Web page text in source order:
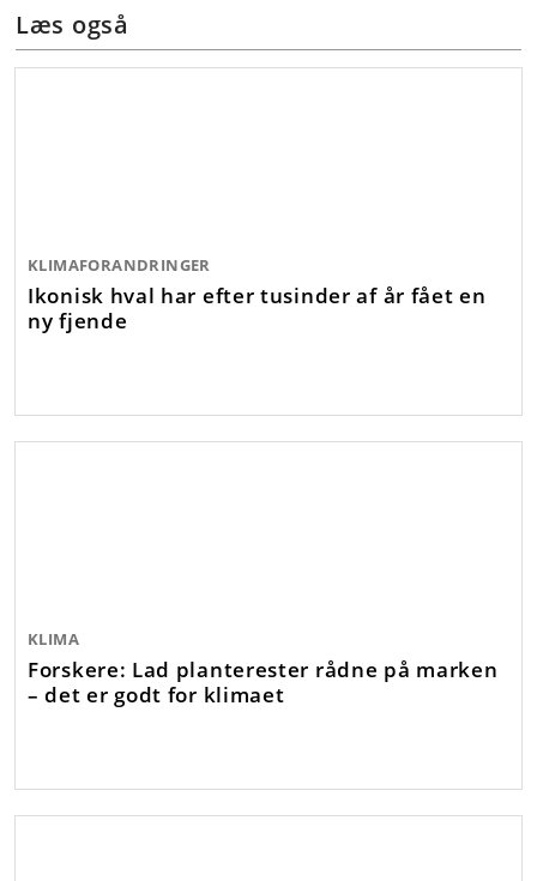
Læs også
KLIMAFORANDRINGER
Ikonisk hval har efter tusinder af år fået en
ny fjende
KLIMA
Forskere: Lad planterester rådne på marken
– det er godt for klimaet